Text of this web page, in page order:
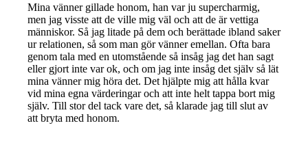
Mina vänner gillade honom, han var ju supercharmig,
men jag visste att de ville mig väl och att de är vettiga
människor. Så jag litade på dem och berättade ibland saker
ur relationen, så som man gör vänner emellan. Ofta bara
genom tala med en utomstående så insåg jag det han sagt
eller gjort inte var ok, och om jag inte insåg det själv så lät
mina vänner mig höra det. Det hjälpte mig att hålla kvar
vid mina egna värderingar och att inte helt tappa bort mig
själv. Till stor del tack vare det, så klarade jag till slut av
att bryta med honom.